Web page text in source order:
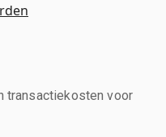
transactiekosten voor